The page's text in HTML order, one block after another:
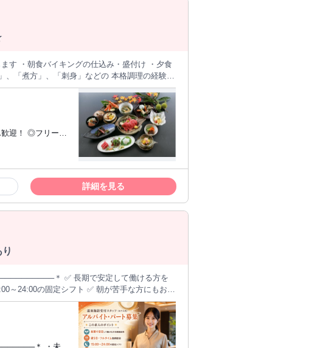
ジュールを立て
クを入れて、ど
ルがあることに
数値管理表」と
夕食
庭の都合に合わせた働き方が可能です！ まずはお気軽にご相談くださいませ◎
迎！ ◎フリータ
詳細を見る
＊ ✅ 長期で安定して働ける方を
～24:00の固定シフト ✅ 朝が苦手な方にもおす
接客デビュー歓迎 ✅ 履歴書不要／Web面接OK
あり ✅ 9月末までの短期勤務も相談OK ＼長